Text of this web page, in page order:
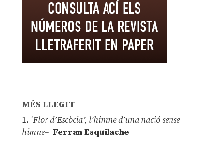
MÉS LLEGIT
1. ‘Flor d’Escòcia’, l’himne d’una nació sense
himne– Ferran Esquilache